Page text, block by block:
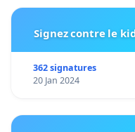
Signez contre le
362 signatures
20 Jan 2024